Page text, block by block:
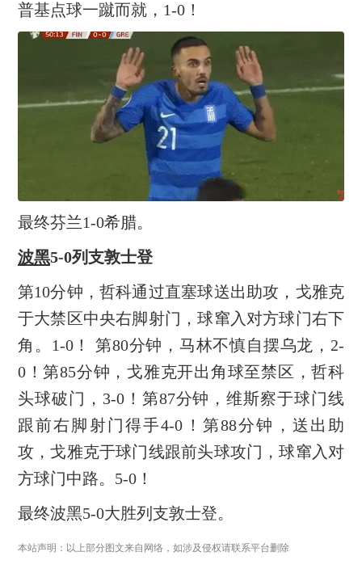
普基点球一蹴而就，1-0！
最终芬兰1-0希腊。
波黑5-0列支敦士登
第10分钟，哲科通过直塞球送出助攻，戈雅克
于大禁区中央右脚射门，球窜入对方球门右下
角。1-0！ 第80分钟，马林不慎自摆乌龙，2-
0！第85分钟，戈雅克开出角球至禁区，哲科
头球破门，3-0！第87分钟，维斯察于球门线
跟前右脚射门得手4-0！第88分钟，送出助
攻，戈雅克于球门线跟前头球攻门，球窜入对
方球门中路。5-0！
最终波黑5-0大胜列支敦士登。
本站声明：以上部分图文来自网络，如涉及侵权请联系平台删除